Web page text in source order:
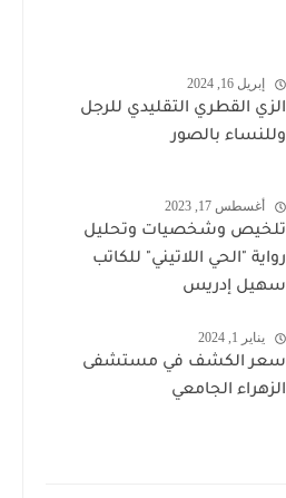
إبريل 16, 2024
الزي القطري التقليدي للرجل
وللنساء بالصور
أغسطس 17, 2023
تلخيص وشخصيات وتحليل
رواية "الحي اللاتيني" للكاتب
سهيل إدريس
يناير 1, 2024
سعر الكشف في مستشفى
الزهراء الجامعي